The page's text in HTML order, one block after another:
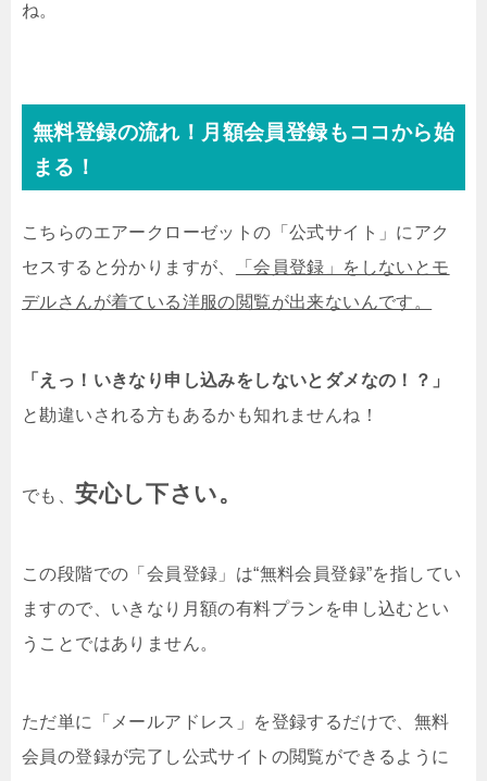
ね。
無料登録の流れ！月額会員登録もココから始
まる！
こちらのエアークローゼットの「公式サイト」にアク
セスすると分かりますが、
「会員登録」をしないとモ
デルさんが着ている洋服の閲覧が出来ないんです。
「えっ！いきなり申し込みをしないとダメなの！？」
と勘違いされる方もあるかも知れませんね！
でも、安心し下さい。
この段階での「会員登録」は“無料会員登録”を指してい
ますので、いきなり月額の有料プランを申し込むとい
うことではありません。
ただ単に「メールアドレス」を登録するだけで、無料
会員の登録が完了し公式サイトの閲覧ができるように